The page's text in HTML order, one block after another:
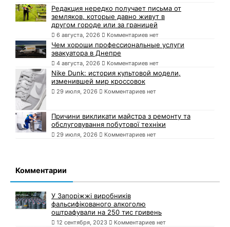
Редакция нередко получает письма от
земляков, которые давно живут в
другом городе или за границей
6 августа, 2026 Комментариев нет
Чем хороши профессиональные услуги
эвакуатора в Днепре
4 августа, 2026 Комментариев нет
Nike Dunk: история культовой модели,
изменившей мир кроссовок
29 июля, 2026 Комментариев нет
Причини викликати майстра з ремонту та
обслуговування побутової техніки
29 июля, 2026 Комментариев нет
Комментарии
У Запоріжжі виробників
фальсифікованого алкоголю
оштрафували на 250 тис гривень
12 сентября, 2023 Комментариев нет